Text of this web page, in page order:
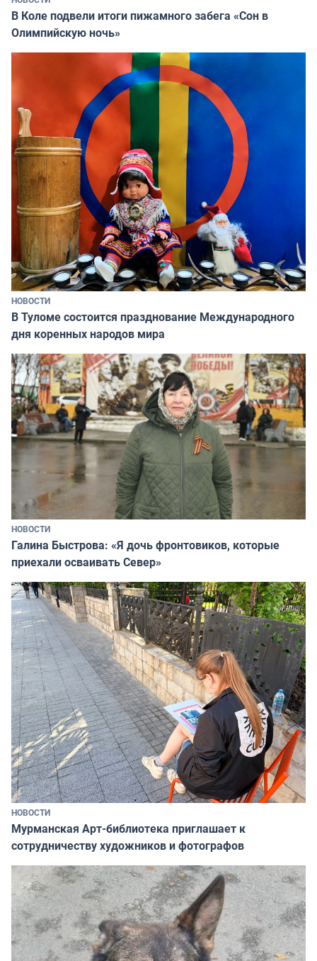
В Коле подвели итоги пижамного забега «Сон в
Олимпийскую ночь»
НОВОСТИ
В Туломе состоится празднование Международного
дня коренных народов мира
НОВОСТИ
Галина Быстрова: «Я дочь фронтовиков, которые
приехали осваивать Север»
НОВОСТИ
Мурманская Арт-библиотека приглашает к
сотрудничеству художников и фотографов